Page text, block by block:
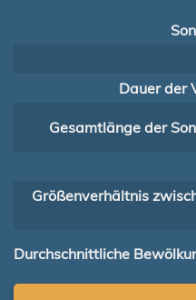
Dauer der
Gesamtlänge der
Größenverhältnis
Durchschnittliche